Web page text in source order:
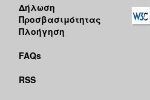
Δήλωση
Προσβασιμότητας
Πλοήγηση
FAQs
RSS